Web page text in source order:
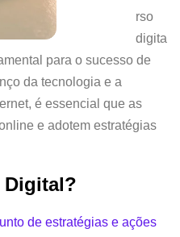
rso
digita
para o sucesso de
da tecnologia e a
é essencial que as
e adotem estratégias
Digital?
de estratégias e ações